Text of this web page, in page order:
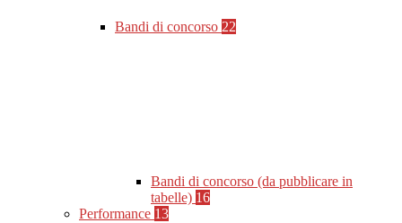
Bandi di concorso 22
Bandi di concorso (da pubblicare in
tabelle) 16
Performance 13